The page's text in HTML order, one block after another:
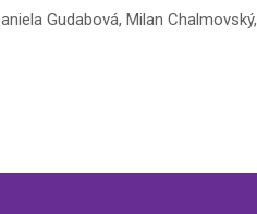
Gudabová, Milan